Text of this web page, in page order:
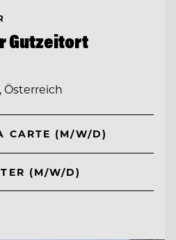
Gutzeitort
Österreich
CARTE (M/W/D)
(M/W/D)